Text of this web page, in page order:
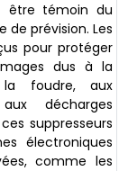
être témoin du
de prévision. Les
pour protéger
dus à la
la foudre, aux
décharges
suppresseurs
électroniques
comme les